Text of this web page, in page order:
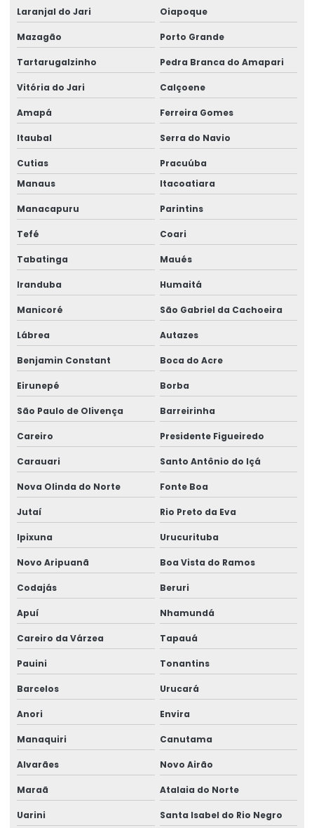
Controle Remoto Para Indústrias Na Amazônia
Display De Pesagem Precisão
Dispositivos De Içamento
Distribuição De Controle Remoto No Acre
Elaboração De Projetos E Dados Em Roraima
Elaboração De Projetos No Acre
Fabricação De Ponte Rolante No Pará
Fornecedor De Controle Remoto No Pará
Fornecimento De Braço Giratório Para Fábricas
Gancho Eletromecânico Para Empilhadeira
Instalação De Pórtico Rolante
Instalação De Redes Elétricas
Levantador Magnético Para Carga
Levantador Magnético Para Indústria
Manutenção De Equipamentos
Manutenção De Motores Elétricos
Manutenção De Ponte Rolante Biviga
Manutenção De Sistemas Eletromecânicos
Manutenção De Talha Em Ponte Rolante
Manutenção Em Ponte Rolante
Manutenção Preventiva Em Ponte Rolante
Modernização De Painéis Elétricos
Monovia Brevil
Monovia Com Tecnologia De Ponta
Monovia Personalizada Para Transporte De Materiais
Montagem De Semipórtico Rolante
Laranjal do Jari Oiapoque
Mazagão Porto Grande
Tartarugalzinho Pedra Branca do Amapari
Vitória do Jari Calçoene
Amapá Ferreira Gomes
Itaubal Serra do Navio
Cutias
Pracuúba
Manaus
Itacoatiara
Manacapuru Parintins
Tefé Coari
Tabatinga Maués
Iranduba Humaitá
Manicoré São Gabriel da Cachoeira
Lábrea Autazes
Benjamin Constant Boca do Acre
Eirunepé Borba
São Paulo de Olivença Barreirinha
Careiro Presidente Figueiredo
Carauari Santo Antônio do Içá
Nova Olinda do Norte Fonte Boa
Jutaí Rio Preto da Eva
Ipixuna Urucurituba
Novo Aripuanã Boa Vista do Ramos
Codajás Beruri
Apuí Nhamundá
Careiro da Várzea Tapauá
Pauini Tonantins
Barcelos Urucará
Anori Envira
Manaquiri Canutama
Alvarães Novo Airão
Maraã Atalaia do Norte
Uarini Santa Isabel do Rio Negro